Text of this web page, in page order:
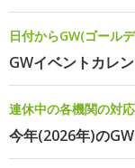
日付からGW(ゴール
GWイベントカレ
連休中の各機関の対
今年(2026年)の